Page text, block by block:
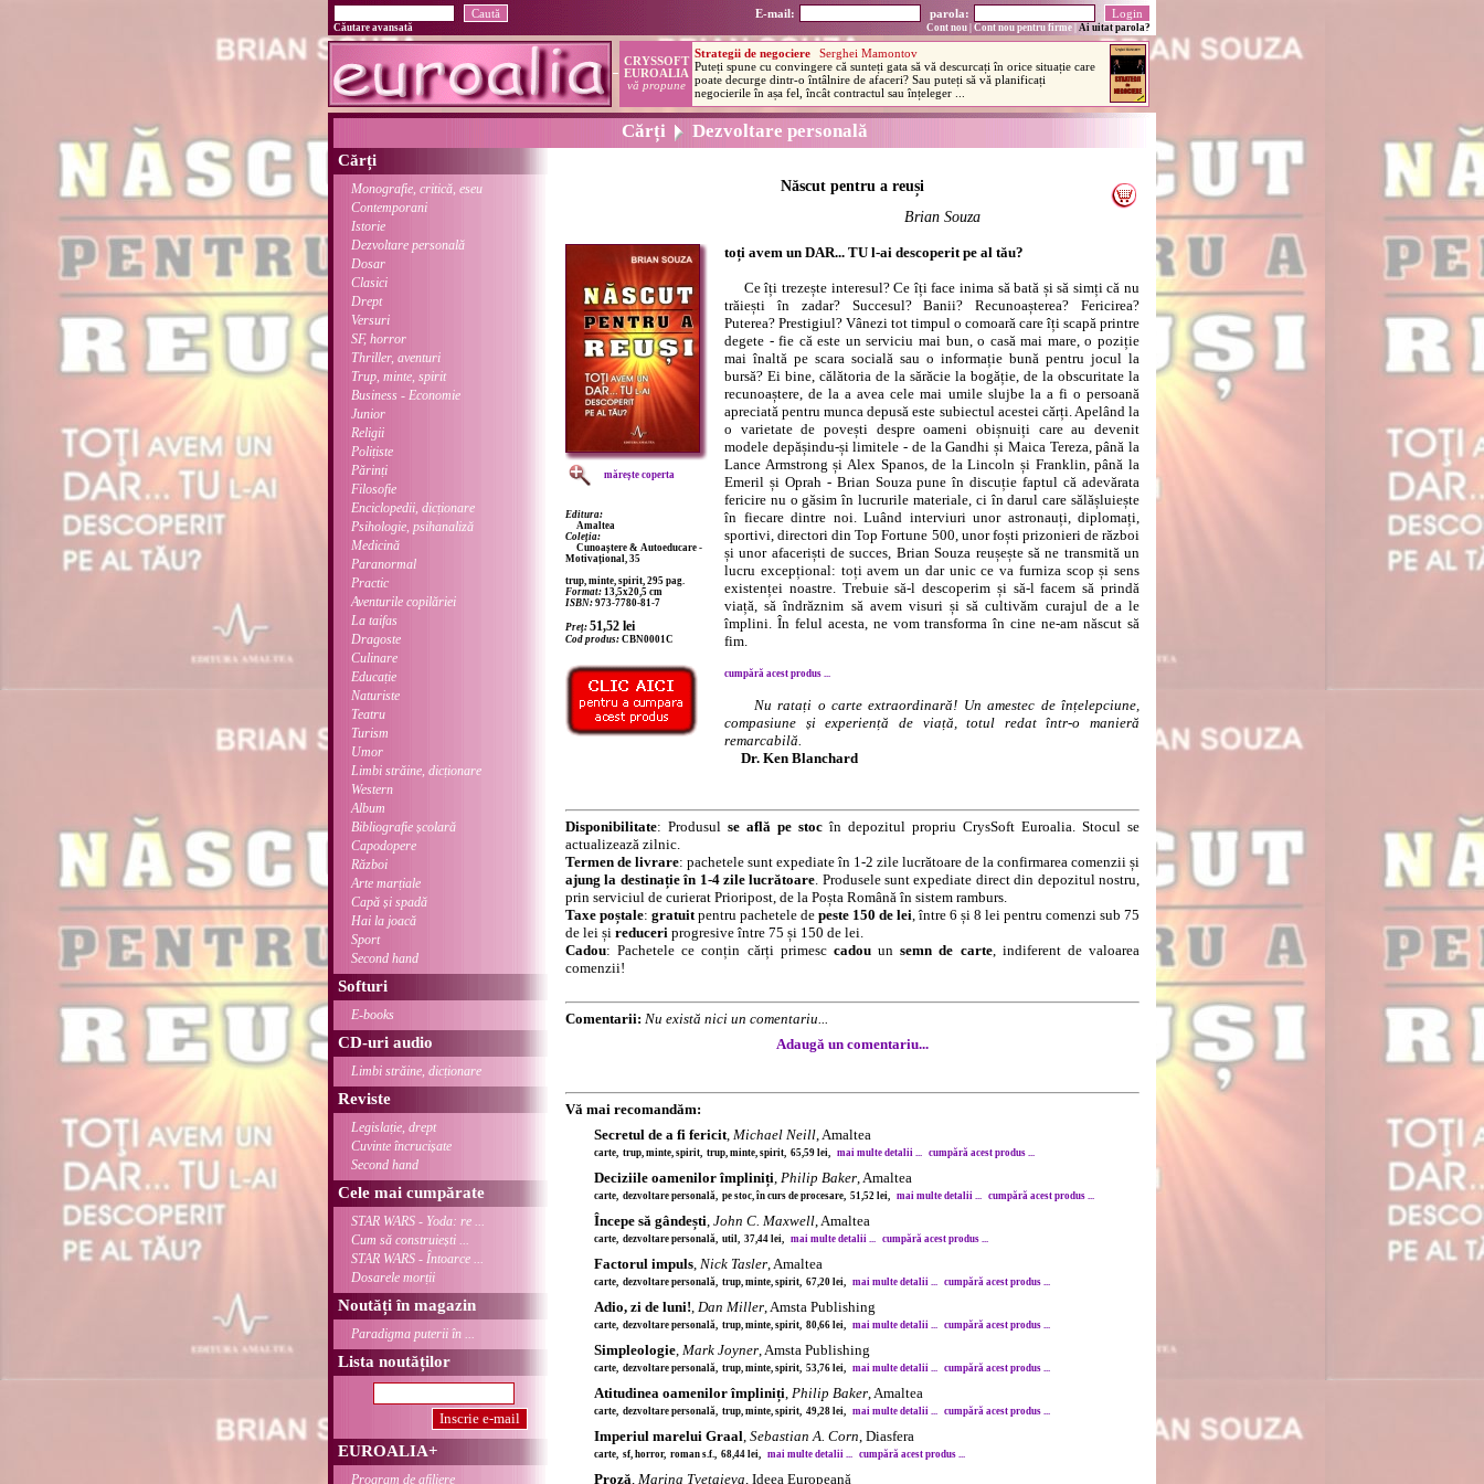
E-mail: parola:
Căutare avansată Cont nou Cont nou pentru firme Ai uitat parola?
Cărți Dezvoltare personală
Cărți
Monografie, critică, eseu
Contemporani
Istorie
Dezvoltare personală
Dosar
Clasici
Drept
Versuri
SF, horror
Thriller, aventuri
Trup, minte, spirit
Business - Economie
Junior
Religii
Polițiste
Părinți
Filosofie
Enciclopedii, dicționare
Psihologie, psihanaliză
Medicină
Paranormal
Practic
Aventurile copilăriei
La taifas
Dragoste
Culinare
Educație
Naturiste
Teatru
Turism
Umor
Limbi străine, dicționare
Western
Album
Bibliografie școlară
Capodopere
Război
Arte marțiale
Capă și spadă
Hai la joacă
Sport
Second hand
Softuri
E-books
CD-uri audio
Limbi străine, dicționare
Reviste
Legislație, drept
Cuvinte încrucișate
Second hand
Cele mai cumpărate
STAR WARS - Yoda: re ...
Cum să construiești ...
STAR WARS - Întoarce ...
Dosarele morții
Noutăți în magazin
Paradigma puterii în ...
Lista noutăților
EUROALIA+
Program de afiliere
Născut pentru a reuși
Brian Souza
mărește coperta
Editura:
Amaltea
Coleția:
Cunoaștere & Autoeducare -
Motivațional, 35
trup, minte, spirit, 295 pag.
Format: 13,5x20,5 cm
ISBN: 973-7780-81-7
Preț: 51,52 lei
Cod produs: CBN0001C
toți avem un DAR... TU l-ai descoperit pe al tău?
Ce îți trezește interesul? Ce îți face inima să bată și să simți că nu
trăiești în zadar? Succesul? Banii? Recunoașterea? Fericirea?
Puterea? Prestigiul? Vânezi tot timpul o comoară care îți scapă printre
degete - fie că este un serviciu mai bun, o casă mai mare, o poziție
mai înaltă pe scara socială sau o informație bună pentru jocul la
bursă? Ei bine, călătoria de la sărăcie la bogăție, de la obscuritate la
recunoaștere, de la a avea cele mai umile slujbe la a fi o persoană
apreciată pentru munca depusă este subiectul acestei cărți. Apelând la
o varietate de povești despre oameni obișnuiți care au devenit
modele depășindu-și limitele - de la Gandhi și Maica Tereza, până la
Lance Armstrong și Alex Spanos, de la Lincoln și Franklin, până la
Emeril și Oprah - Brian Souza pune în discuție faptul că adevărata
fericire nu o găsim în lucrurile materiale, ci în darul care sălășluiește
în fiecare dintre noi. Luând interviuri unor astronauți, diplomați,
sportivi, directori din Top Fortune 500, unor foști prizonieri de război
și unor afaceriști de succes, Brian Souza reușește să ne transmită un
lucru excepțional: toți avem un dar unic ce va furniza scop și sens
existenței noastre. Trebuie să-l descoperim și să-l facem să prindă
viață, să îndrăznim să avem visuri și să cultivăm curajul de a le
împlini. În felul acesta, ne vom transforma în cine ne-am născut să
fim.
cumpără acest produs ...
Nu ratați o carte extraordinară! Un amestec de înțelepciune,
compasiune și experiență de viață, totul redat într-o manieră
remarcabilă.
Dr. Ken Blanchard
Disponibilitate: Produsul se află pe stoc în depozitul propriu CrysSoft Euroalia. Stocul se
actualizează zilnic.
Termen de livrare: pachetele sunt expediate în 1-2 zile lucrătoare de la confirmarea comenzii și
ajung la destinație în 1-4 zile lucrătoare. Produsele sunt expediate direct din depozitul nostru,
prin serviciul de curierat Prioripost, de la Poșta Română în sistem ramburs.
Taxe poștale: gratuitpentru pachetele de peste 150 de lei, între 6 și 8 lei pentru comenzi sub 75
de lei și reduceri progresive între 75 și 150 de lei.
Cadou: Pachetele ce conțin cărți primesc cadouunsemn de carte, indiferent de valoarea
comenzii!
Comentarii: Nu există nici un comentariu...
Adaugă un comentariu...
Vă mai recomandăm:
Secretul de a fi fericit, Michael Neill, Amaltea
carte, trup, minte, spirit, trup, minte, spirit, 65,59 lei, mai multe detalii ... cumpără acest produs ...
Deciziile oamenilor împliniți, Philip Baker, Amaltea
carte, dezvoltare personală, pe stoc, în curs de procesare, 51,52 lei, mai multe detalii ... cumpără acest produs ...
Începe să gândești, John C. Maxwell, Amaltea
carte, dezvoltare personală, util, 37,44 lei, mai multe detalii ... cumpără acest produs ...
Factorul impuls, Nick Tasler, Amaltea
carte, dezvoltare personală, trup, minte, spirit, 67,20 lei, mai multe detalii ... cumpără acest produs ...
Adio, zi de luni!, Dan Miller, Amsta Publishing
carte, dezvoltare personală, trup, minte, spirit, 80,66 lei, mai multe detalii ... cumpără acest produs ...
Simpleologie, Mark Joyner, Amsta Publishing
carte, dezvoltare personală, trup, minte, spirit, 53,76 lei, mai multe detalii ... cumpără acest produs ...
Atitudinea oamenilor împliniți, Philip Baker, Amaltea
carte, dezvoltare personală, trup, minte, spirit, 49,28 lei, mai multe detalii ... cumpără acest produs ...
Imperiul marelui Graal, Sebastian A. Corn, Diasfera
carte, sf, horror, roman s.f., 68,44 lei, mai multe detalii ... cumpără acest produs ...
Proză, Marina Țvetaieva, Ideea Europeană